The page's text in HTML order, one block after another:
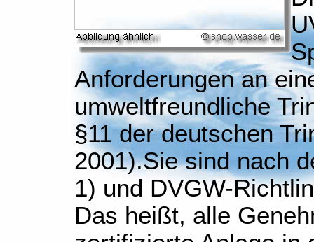
Anforderungen an
umweltfreundliche
§11 der deutschen
2001).Sie sind nach
1) und DVGW-
Das heißt, alle